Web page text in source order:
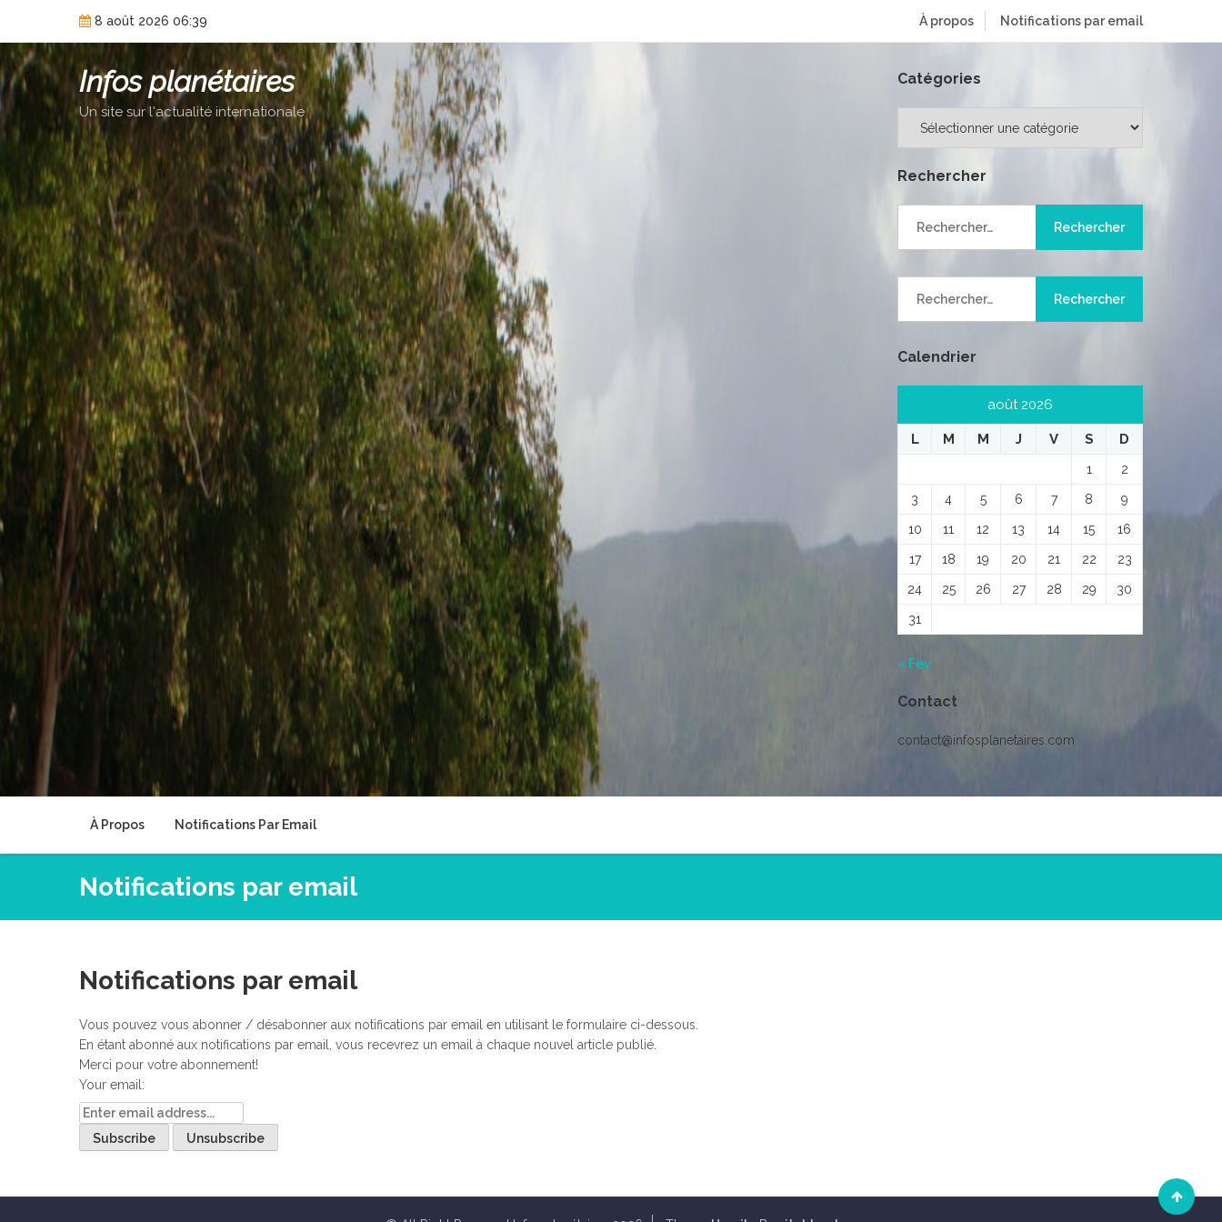
content
8 août 2026 06:39 À propos Notifications par email
Infos planétaires
Un site sur l'actualité internationale
Catégories
Rechercher
Calendrier
août 2026
L M M J V S D
1 2
3 4 5 6 7 8 9
10 11 12 13 14 15 16
17 18 19 20 21 22 23
24 25 26 27 28 29 30
31
« Fév
Contact
contact@infosplanetaires.com
À Propos Notifications Par Email
Notifications par email
Notifications par email
Vous pouvez vous abonner / désabonner aux notifications par email en utilisant le formulaire ci-dessous.
En étant abonné aux notifications par email, vous recevrez un email à chaque nouvel article publié.
Merci pour votre abonnement!
Your email: